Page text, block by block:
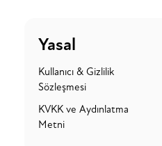
Yasal
Kullanıcı & Gizlilik
Sözleşmesi
KVKK ve Aydınlatma
Metni